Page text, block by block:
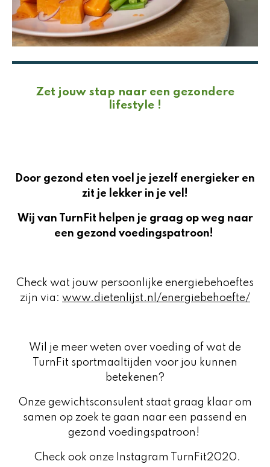
Zet jouw stap naar een gezondere
lifestyle !
Door gezond eten voel je jezelf energieker en
zit je lekker in je vel!
Wij van TurnFit helpen je graag op weg naar
een gezond voedingspatroon!
Check wat jouw persoonlijke energiebehoeftes
zijn via: www.dietenlijst.nl/energiebehoefte/
Wil je meer weten over voeding of wat de
TurnFit sportmaaltijden voor jou kunnen
betekenen?
Onze gewichtsconsulent staat graag klaar om
samen op zoek te gaan naar een passend en
gezond voedingspatroon!
Check ook onze Instagram TurnFit2020.